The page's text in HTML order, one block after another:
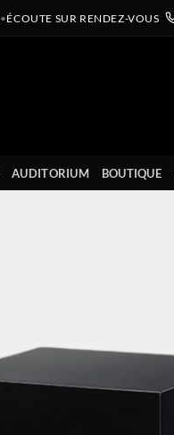
•ÉCOUTE SUR RENDEZ-VOUS
AUDITORIUM BOUTIQUE